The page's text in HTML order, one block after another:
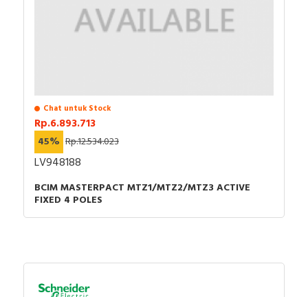
Chat untuk Stock
Rp.6.893.713
45% Rp.12.534.023
LV948188
BCIM MASTERPACT MTZ1/MTZ2/MTZ3 ACTIVE
FIXED 4 POLES